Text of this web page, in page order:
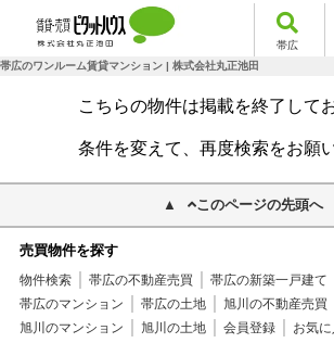
帯広
帯広のワンルーム賃貸マンション | 株式会社丸正池田
こちらの物件は掲載を終了して
条件を変えて、再度検索をお願
このページの先頭へ
売買物件を探す
物件検索 帯広の不動産売買 帯広の新築一戸建て
帯広のマンション
帯広の土地 旭川の不動産売買
旭川のマンション
旭川の土地 会員登録
お気